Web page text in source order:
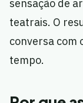
sensação de
teatrais. O
conversa com
tempo.